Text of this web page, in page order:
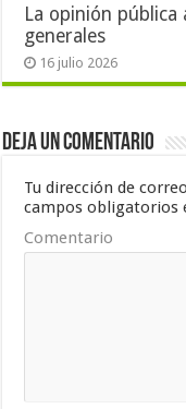
La opinión pública
generales
16 julio 2026
Deja un comentario
Tu dirección de
campos obligatorios
Comentario